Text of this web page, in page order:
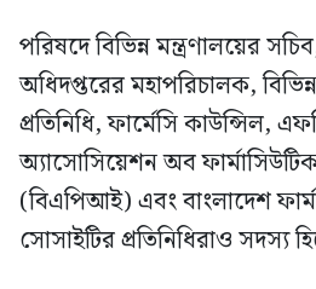
পরিষদে বিভিন্ন মন্ত্রণালয়ের
অধিদপ্তরের মহাপরিচালক,
প্রতিনিধি, ফার্মেসি কাউন্সিল,
অ্যাসোসিয়েশন অব
(বিএপিআই) এবং বাংলাদেশ
সোসাইটির প্রতিনিধিরাও সদস্য